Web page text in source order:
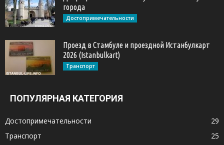
города
Достопримечательности
Проезд в Стамбуле и проездной Истанбулкарт
2026 (Istanbulkart)
Транспорт
ПОПУЛЯРНАЯ КАТЕГОРИЯ
Достопримечательности
29
Транспорт
25